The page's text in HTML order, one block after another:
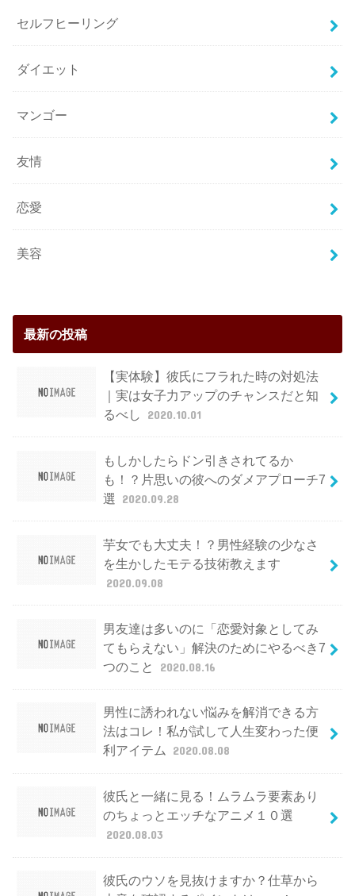
セルフヒーリング
ダイエット
マンゴー
友情
恋愛
美容
最新の投稿
【実体験】彼氏にフラれた時の対処法
｜実は女子力アップのチャンスだと知
るべし
2020.10.01
もしかしたらドン引きされてるか
も！？片思いの彼へのダメアプローチ7
選 2020.09.28
芋女でも大丈夫！？男性経験の少なさ
を生かしたモテる技術教えます
2020.09.08
男友達は多いのに「恋愛対象としてみ
てもらえない」解決のためにやるべき7
つのこと
2020.08.16
男性に誘われない悩みを解消できる方
法はコレ！私が試して人生変わった便
利アイテム
2020.08.08
彼氏と一緒に見る！ムラムラ要素あり
のちょっとエッチなアニメ１０選
2020.08.03
彼氏のウソを見抜けますか？仕草から